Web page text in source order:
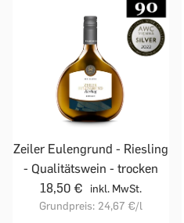
Zeiler Eulengrund - Riesling
- Qualitätswein - trocken
18,50 €
inkl. MwSt.
Grundpreis: 24,67 €/l